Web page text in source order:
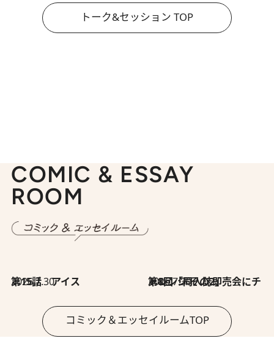
トーク&セッション TOP
COMIC & ESSAY
ROOM
2026.7.30
第15話 アイス 2026.7.30
第8回「同人誌即売会にチャレンジ その2」
コミック＆エッセイルームTOP